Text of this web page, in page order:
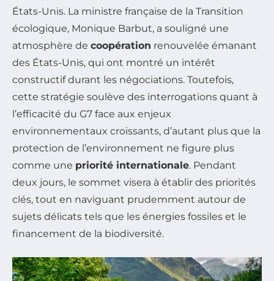
États-Unis. La ministre française de la Transition
écologique, Monique Barbut, a souligné une
atmosphère de coopération renouvelée émanant
des États-Unis, qui ont montré un intérêt
constructif durant les négociations. Toutefois,
cette stratégie soulève des interrogations quant à
l’efficacité du G7 face aux enjeux
environnementaux croissants, d’autant plus que la
protection de l’environnement ne figure plus
comme une priorité internationale. Pendant
deux jours, le sommet visera à établir des priorités
clés, tout en naviguant prudemment autour de
sujets délicats tels que les énergies fossiles et le
financement de la biodiversité.